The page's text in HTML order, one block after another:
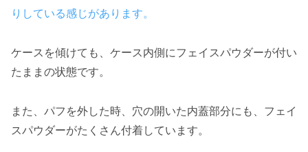
りしている感じがあります。
ケースを傾けても、ケース内側にフェイスパウダーが付い
たままの状態です。
また、パフを外した時、穴の開いた内蓋部分にも、フェイ
スパウダーがたくさん付着しています。